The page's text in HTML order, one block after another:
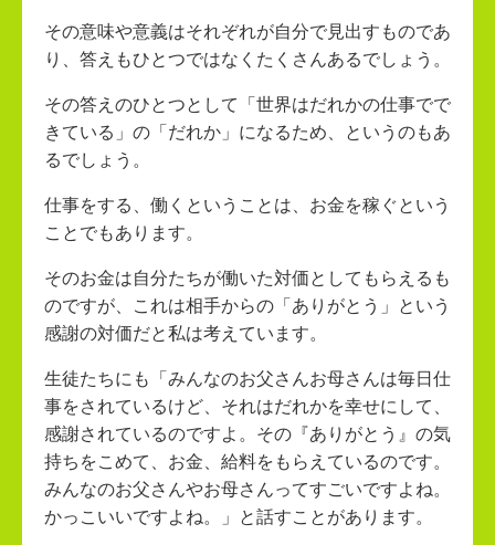
その意味や意義はそれぞれが自分で見出すものであ
り、答えもひとつではなくたくさんあるでしょう。
その答えのひとつとして「世界はだれかの仕事でで
きている」の「だれか」になるため、というのもあ
るでしょう。
仕事をする、働くということは、お金を稼ぐという
ことでもあります。
そのお金は自分たちが働いた対価としてもらえるも
のですが、これは相手からの「ありがとう」という
感謝の対価だと私は考えています。
生徒たちにも「みんなのお父さんお母さんは毎日仕
事をされているけど、それはだれかを幸せにして、
感謝されているのですよ。その『ありがとう』の気
持ちをこめて、お金、給料をもらえているのです。
みんなのお父さんやお母さんってすごいですよね。
かっこいいですよね。」と話すことがあります。